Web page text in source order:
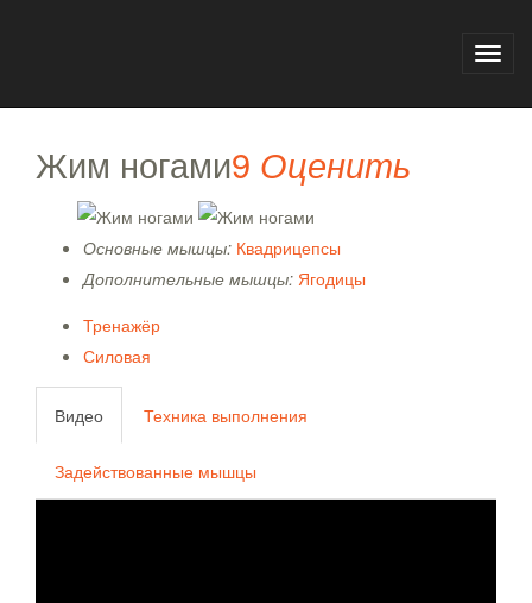
Жим ногами9 Оценить
Основные мышцы: Квадрицепсы
Дополнительные мышцы: Ягодицы
Тренажёр
Силовая
Видео Техника выполнения
Задействованные мышцы